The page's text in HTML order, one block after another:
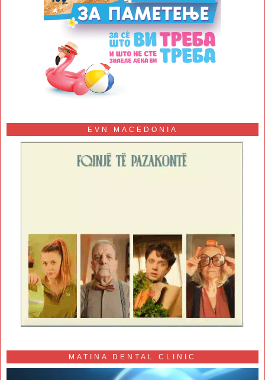
EVN MACEDONIA
MATINA DENTAL CLINIC